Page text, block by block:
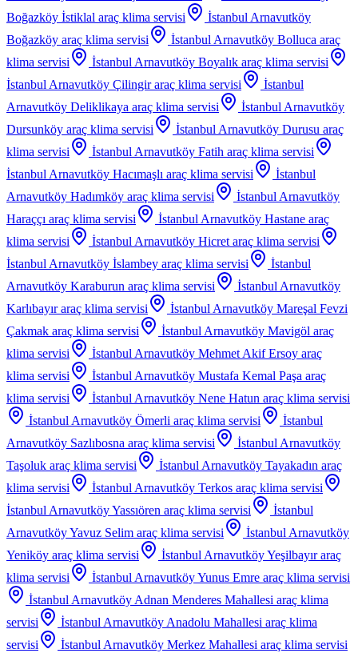
Boğazköy İstiklal araç klima servisi
İstanbul Arnavutköy
Boğazköy araç klima servisi İstanbul Arnavutköy Bolluca araç
klima servisi
İstanbul Arnavutköy Boyalık araç klima servisi
İstanbul Arnavutköy Çilingir araç klima servisi
İstanbul
Arnavutköy Deliklikaya araç klima servisi
İstanbul Arnavutköy
Dursunköy araç klima servisi İstanbul Arnavutköy Durusu araç
klima servisi
İstanbul Arnavutköy Fatih araç klima servisi
İstanbul Arnavutköy Hacımaşlı araç klima servisi
İstanbul
Arnavutköy Hadımköy araç klima servisi
İstanbul Arnavutköy
Haraççı araç klima servisi İstanbul Arnavutköy Hastane araç
klima servisi
İstanbul Arnavutköy Hicret araç klima servisi
İstanbul Arnavutköy İslambey araç klima servisi
İstanbul
Arnavutköy Karaburun araç klima servisi
İstanbul Arnavutköy
Karlıbayır araç klima servisi
İstanbul Arnavutköy Mareşal Fevzi
Çakmak araç klima servisi İstanbul Arnavutköy Mavigöl araç
klima servisi
İstanbul Arnavutköy Mehmet Akif Ersoy araç
klima servisi
İstanbul Arnavutköy Mustafa Kemal Paşa araç
klima servisi
İstanbul Arnavutköy Nene Hatun araç klima servisi
İstanbul Arnavutköy Ömerli araç klima servisi
İstanbul
Arnavutköy Sazlıbosna araç klima servisi
İstanbul Arnavutköy
Taşoluk araç klima servisi İstanbul Arnavutköy Tayakadın araç
klima servisi
İstanbul Arnavutköy Terkos araç klima servisi
İstanbul Arnavutköy Yassıören araç klima servisi
İstanbul
Arnavutköy Yavuz Selim araç klima servisi
İstanbul Arnavutköy
Yeniköy araç klima servisi İstanbul Arnavutköy Yeşilbayır araç
klima servisi
İstanbul Arnavutköy Yunus Emre araç klima servisi
İstanbul Arnavutköy Adnan Menderes Mahallesi araç klima
servisi
İstanbul Arnavutköy Anadolu Mahallesi araç klima
servisi
İstanbul Arnavutköy Merkez Mahallesi araç klima servisi